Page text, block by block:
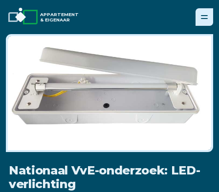
APPARTEMENT
& EIGENAAR
Nationaal VvE-onderzoek: LED-
verlichting